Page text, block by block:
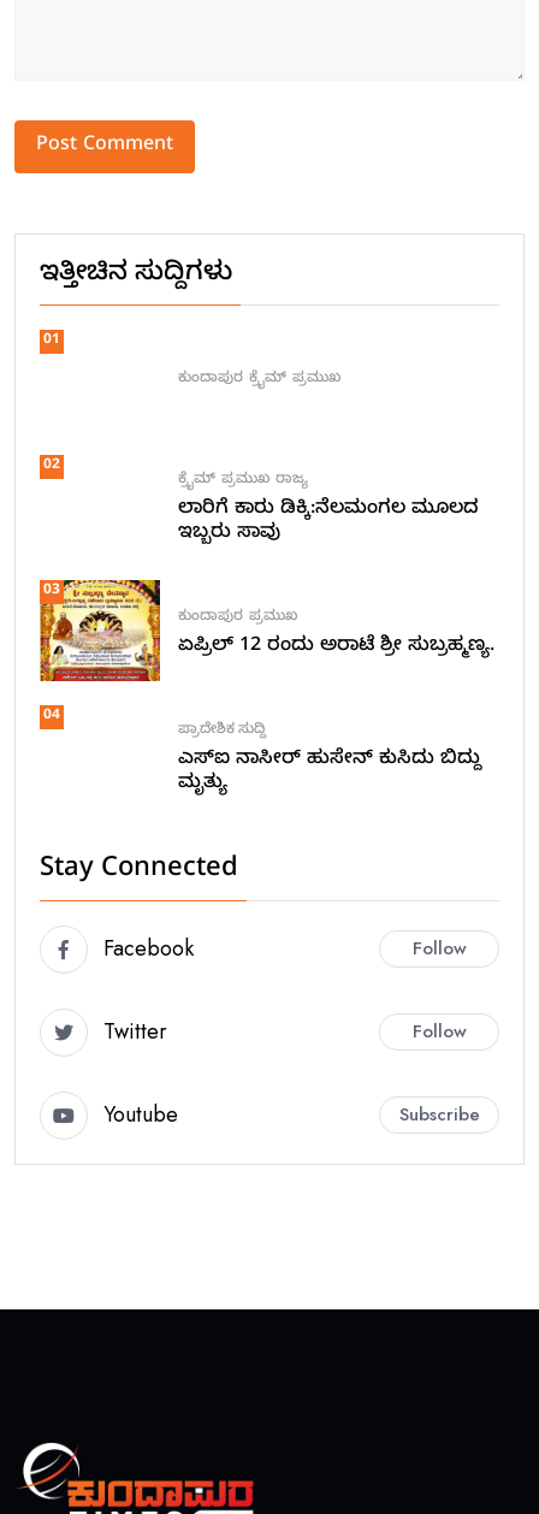
ಇತ್ತೀಚಿನ ಸುದ್ದಿಗಳು
01
ಕುಂದಾಪುರ ಕ್ರೈಮ್ ಪ್ರಮುಖ
02
ಕ್ರೈಮ್ ಪ್ರಮುಖ ರಾಜ್ಯ
ಲಾರಿಗೆ ಕಾರು ಡಿಕ್ಕಿ:ನೆಲಮಂಗಲ ಮೂಲದ
ಇಬ್ಬರು ಸಾವು
03
ಕುಂದಾಪುರ ಪ್ರಮುಖ
ಏಪ್ರಿಲ್ 12 ರಂದು ಅರಾಟೆ ಶ್ರೀ ಸುಬ್ರಹ್ಮಣ್ಯ.
04
ಪ್ರಾದೇಶಿಕ ಸುದ್ದಿ
ಎಸ್ಐ ನಾಸೀರ್ ಹುಸೇನ್ ಕುಸಿದು ಬಿದ್ದು
ಮೃತ್ಯು
Stay Connected
Facebook Follow
Twitter Follow
Youtube Subscribe